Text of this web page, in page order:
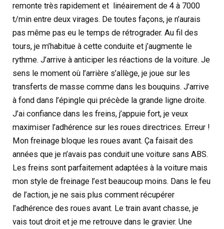
remonte très rapidement et linéairement de 4 à 7000
t/min entre deux virages. De toutes façons, je n’aurais
pas même pas eu le temps de rétrograder. Au fil des
tours, je m’habitue à cette conduite et j’augmente le
rythme. J’arrive à anticiper les réactions de la voiture. Je
sens le moment où l’arrière s’allège, je joue sur les
transferts de masse comme dans les bouquins. J’arrive
à fond dans l’épingle qui précède la grande ligne droite.
J’ai confiance dans les freins, j’appuie fort, je veux
maximiser l’adhérence sur les roues directrices. Erreur !
Mon freinage bloque les roues avant. Ça faisait des
années que je n’avais pas conduit une voiture sans ABS.
Les freins sont parfaitement adaptées à la voiture mais
mon style de freinage l’est beaucoup moins. Dans le feu
de l’action, je ne sais plus comment récupérer
l’adhérence des roues avant. Le train avant chasse, je
vais tout droit et je me retrouve dans le gravier. Une